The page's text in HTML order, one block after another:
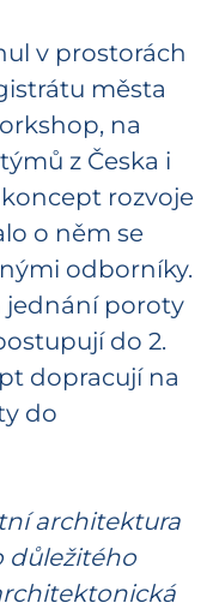
v prostorách
města
na
z Česka i
rozvoje
o něm se
odborníky.
jednání poroty
do 2.
dopracují na
do
architektura
důležitého